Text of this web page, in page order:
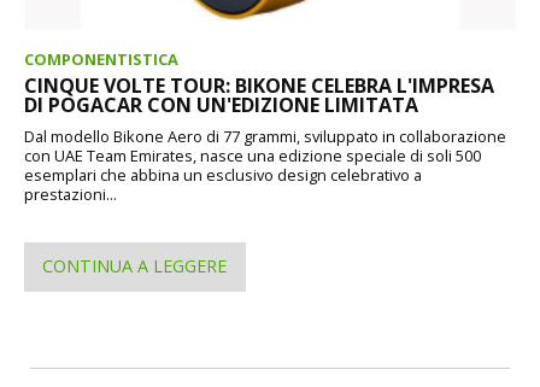
COMPONENTISTICA
CINQUE VOLTE TOUR: BIKONE CELEBRA L'IMPRESA
DI POGACAR CON UN'EDIZIONE LIMITATA
Dal modello Bikone Aero di 77 grammi, sviluppato in collaborazione
con UAE Team Emirates, nasce una edizione speciale di soli 500
esemplari che abbina un esclusivo design celebrativo a
prestazioni...
CONTINUA A LEGGERE